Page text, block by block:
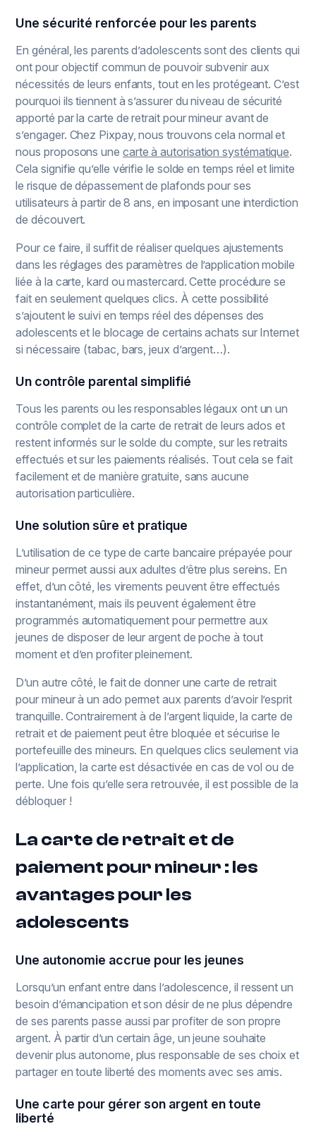
Une sécurité renforcée pour les parents
En général, les parents d’adolescents sont des clients qui
ont pour objectif commun de pouvoir subvenir aux
nécessités de leurs enfants, tout en les protégeant. C’est
pourquoi ils tiennent à s’assurer du niveau de sécurité
apporté par la carte de retrait pour mineur avant de
s’engager. Chez Pixpay, nous trouvons cela normal et
nous proposons une carte à autorisation systématique.
Cela signifie qu’elle vérifie le solde en temps réel et limite
le risque de dépassement de plafonds pour ses
utilisateurs à partir de 8 ans, en imposant une interdiction
de découvert.
Pour ce faire, il suffit de réaliser quelques ajustements
dans les réglages des paramètres de l’application mobile
liée à la carte, kard ou mastercard. Cette procédure se
fait en seulement quelques clics. À cette possibilité
s’ajoutent le suivi en temps réel des dépenses des
adolescents et le blocage de certains achats sur Internet
si nécessaire (tabac, bars, jeux d’argent…).
Un contrôle parental simplifié
Tous les parents ou les responsables légaux ont un un
contrôle complet de la carte de retrait de leurs ados et
restent informés sur le solde du compte, sur les retraits
effectués et sur les paiements réalisés. Tout cela se fait
facilement et de manière gratuite, sans aucune
autorisation particulière.
Une solution sûre et pratique
L’utilisation de ce type de carte bancaire prépayée pour
mineur permet aussi aux adultes d’être plus sereins. En
effet, d’un côté, les virements peuvent être effectués
instantanément, mais ils peuvent également être
programmés automatiquement pour permettre aux
jeunes de disposer de leur argent de poche à tout
moment et d’en profiter pleinement.
D’un autre côté, le fait de donner une carte de retrait
pour mineur à un ado permet aux parents d’avoir l’esprit
tranquille. Contrairement à de l’argent liquide, la carte de
retrait et de paiement peut être bloquée et sécurise le
portefeuille des mineurs. En quelques clics seulement via
l’application, la carte est désactivée en cas de vol ou de
perte. Une fois qu’elle sera retrouvée, il est possible de la
débloquer !
La carte de retrait et de
paiement pour mineur : les
avantages pour les
adolescents
Une autonomie accrue pour les jeunes
Lorsqu’un enfant entre dans l’adolescence, il ressent un
besoin d’émancipation et son désir de ne plus dépendre
de ses parents passe aussi par profiter de son propre
argent. À partir d’un certain âge, un jeune souhaite
devenir plus autonome, plus responsable de ses choix et
partager en toute liberté des moments avec ses amis.
Une carte pour gérer son argent en toute
liberté